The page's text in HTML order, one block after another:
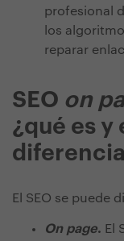
profesional
los
reparar
SEO on
¿qué es y
El SEO se puede
On page. El